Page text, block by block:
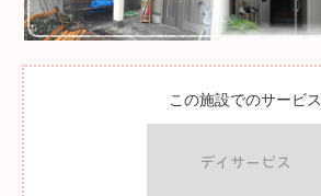
この施設でのサービス